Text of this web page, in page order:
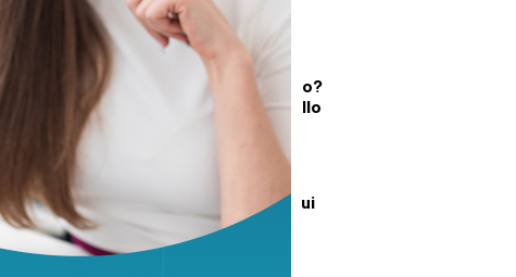
DEMOGRAFICA
Testosterone e
spermatozoi in calo?
Cosa c’è di vero nello
“Spermageddon”
Perché investire sui
ventenni triplica il
benessere di tutti